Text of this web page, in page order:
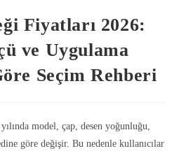
Fiyatları 2026:
ve Uygulama
Seçim Rehberi
yılında model, çap, desen yoğunluğu,
göre değişir. Bu nedenle kullanıcılar